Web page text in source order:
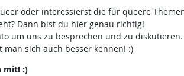
oder interessierst die für queere
Dann bist du hier genau richtig!
um uns zu besprechen und zu
sich auch besser kennen! :)
mit! :)